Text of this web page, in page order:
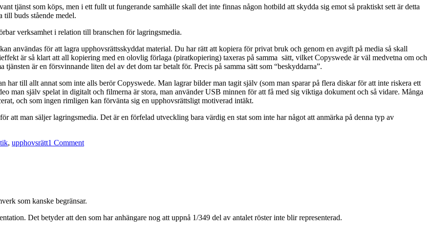
tjänst som köps, men i ett fullt ut fungerande samhälle skall det inte finnas någon hotbild att skydda sig emot så praktiskt sett är detta
till buds stående medel.
verksamhet i relation till branschen för lagringsmedia.
användas för att lagra upphovsrättsskyddat material. Du har rätt att kopiera för privat bruk och genom en avgift på media så skall
är så klart att all kopiering med en olovlig förlaga (piratkopiering) taxeras på samma sätt, vilket Copyswede är väl medvetna om och
är en försvinnande liten del av det dom tar betalt för. Precis på samma sätt som “beskyddarna”.
har till allt annat som inte alls berör Copyswede. Man lagrar bilder man tagit själv (som man sparar på flera diskar för att inte riskera ett
man själv spelat in digitalt och filmerna är stora, man använder USB minnen för att få med sig viktiga dokument och så vidare. Många
och som ingen rimligen kan förvänta sig en upphovsrättsligt motiverad intäkt.
att man säljer lagringsmedia. Det är en förfelad utveckling bara värdig en stat som inte har något att anmärka på denna typ av
, upphovsrätt1 Commenton
som kanske begränsar.
Det betyder att den som har anhängare nog att uppnå 1/349 del av antalet röster inte blir representerad.